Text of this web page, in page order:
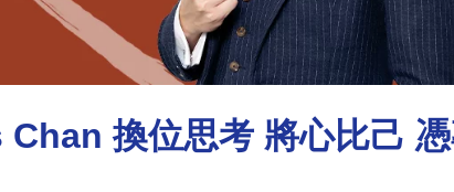
換位思考 將心比己